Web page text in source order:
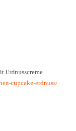
Erdnusscreme
cupcake-erdnuss/